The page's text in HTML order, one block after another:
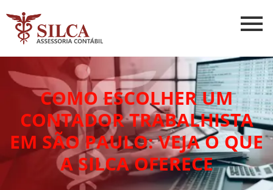
COMO ESCOLHER UM
CONTADOR TRABALHISTA
EM SÃO PAULO: VEJA O QUE
A SILCA OFERECE